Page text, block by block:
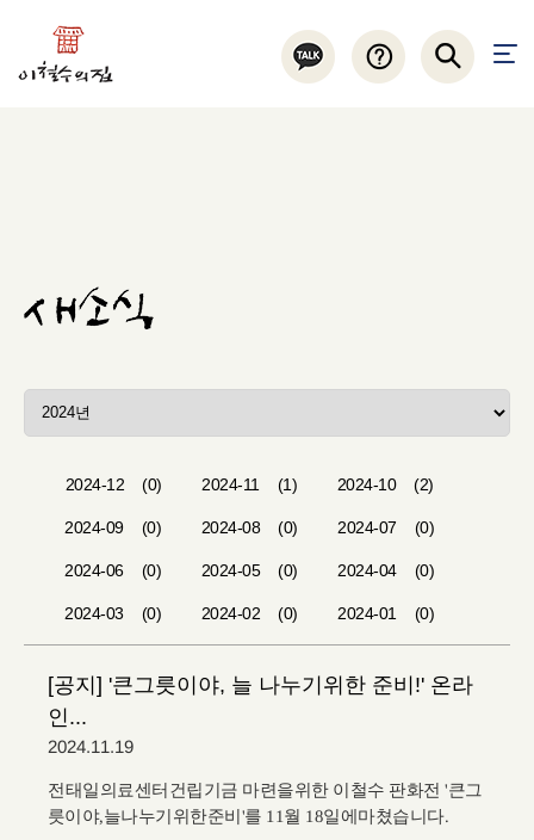
2024-12 (0) 2024-11 (1) 2024-10 (2)
2024-09 (0) 2024-08 (0) 2024-07 (0)
2024-06 (0) 2024-05 (0) 2024-04 (0)
2024-03 (0) 2024-02 (0) 2024-01 (0)
[공지] '큰그릇이야, 늘 나누기위한 준비!' 온라
인...
2024.11.19
전태일의료센터건립기금 마련을위한 이철수 판화전 '큰그
릇이야,늘나누기위한준비'를 11월 18일에마쳤습니다.